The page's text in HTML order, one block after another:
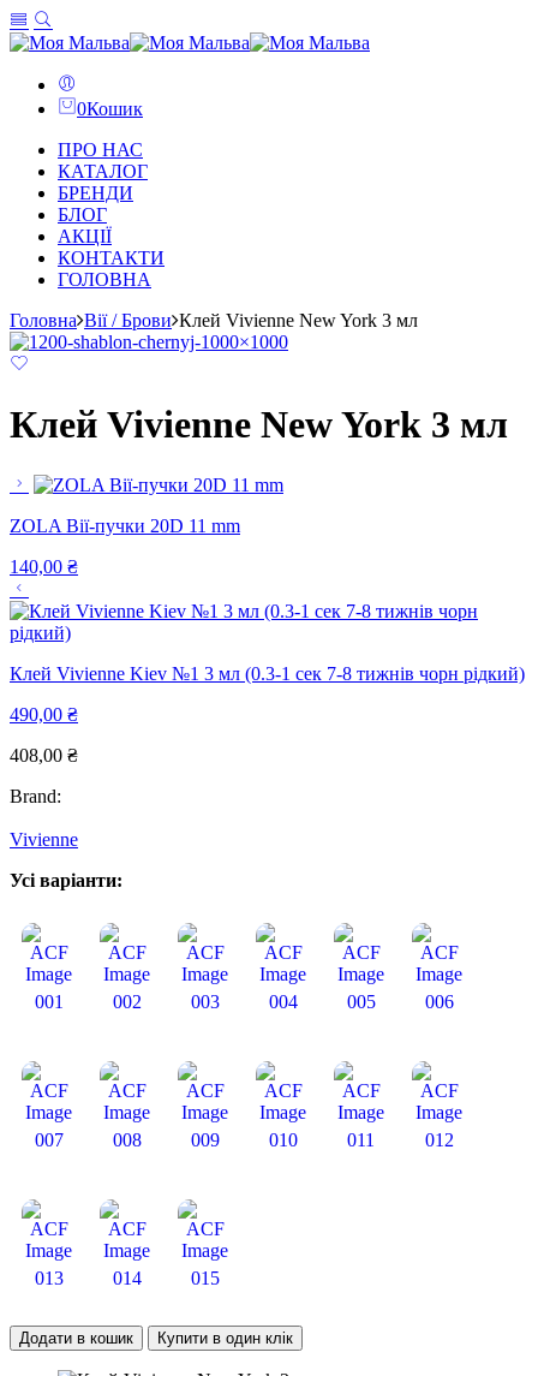
0Кошик
ПРО НАС
КАТАЛОГ
БРЕНДИ
БЛОГ
АКЦІЇ
КОНТАКТИ
ГОЛОВНА
Головна Вії / Брови Клей Vivienne New York 3 мл
Клей Vivienne New York 3 мл
ZOLA Вії-пучки 20D 11 mm
140,00 ₴
Клей Vivienne Kiev №1 3 мл (0.3-1 сек 7-8 тижнів чорн рідкий)
490,00 ₴
408,00 ₴
Brand:
Vivienne
Усі варіанти:
001 002 003 004 005 006
007 008 009 010 011 012
013 014 015
Додати в кошик Купити в один клік